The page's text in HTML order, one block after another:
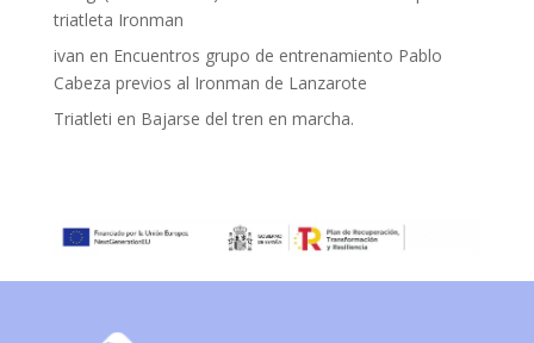
triatleta Ironman
ivan en Encuentros grupo de entrenamiento Pablo
Cabeza previos al Ironman de Lanzarote
Triatleti en Bajarse del tren en marcha.